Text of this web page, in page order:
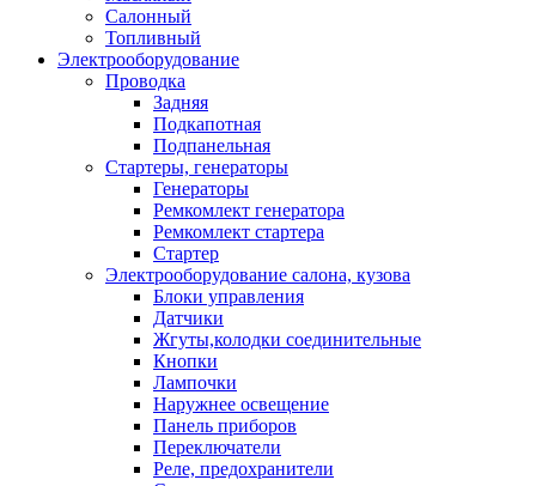
Салонный
Топливный
Электрооборудование
Проводка
Задняя
Подкапотная
Подпанельная
Стартеры, генераторы
Генераторы
Ремкомлект генератора
Ремкомлект стартера
Стартер
Электрооборудование салона, кузова
Блоки управления
Датчики
Жгуты,колодки соединительные
Кнопки
Лампочки
Наружнее освещение
Панель приборов
Переключатели
Реле, предохранители